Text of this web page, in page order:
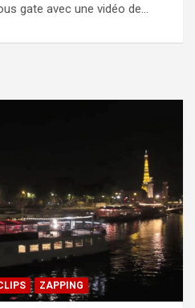
gate avec une vidéo de...
ZAPPING